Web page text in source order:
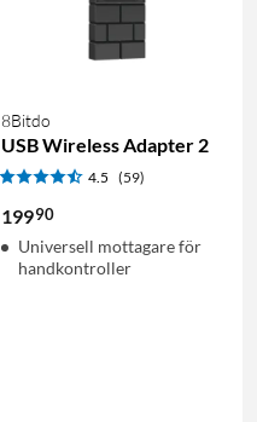
8Bitdo
USB Wireless Adapter 2
4.5 (59)
19990
Universell mottagare för
handkontroller